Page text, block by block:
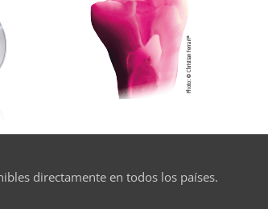
directamente en todos los países.